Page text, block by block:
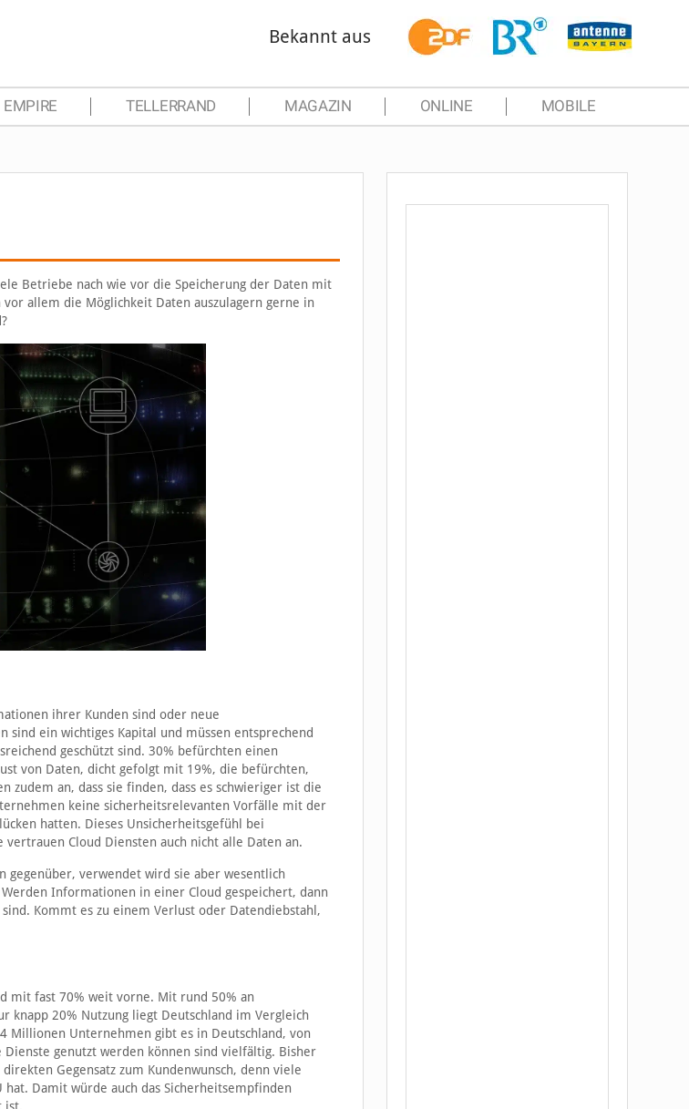
Bekannt aus
EMPIRE TELLERRAND MAGAZIN ONLINE MOBILE
Betriebe nach wie vor die Speicherung der Daten mit
allem die Möglichkeit Daten auszulagern gerne in
ihrer Kunden sind oder neue
ein wichtiges Kapital und müssen entsprechend
geschützt sind. 30% befürchten einen
von Daten, dicht gefolgt mit 19%, die befürchten,
zudem an, dass sie finden, dass es schwieriger ist die
keine sicherheitsrelevanten Vorfälle mit der
hatten. Dieses Unsicherheitsgefühl bei
Cloud Diensten auch nicht alle Daten an.
gegenüber, verwendet wird sie aber wesentlich
Informationen in einer Cloud gespeichert, dann
Kommt es zu einem Verlust oder Datendiebstahl,
mit fast 70% weit vorne. Mit rund 50% an
knapp 20% Nutzung liegt Deutschland im Vergleich
Millionen Unternehmen gibt es in Deutschland, von
genutzt werden können sind vielfältig. Bisher
Gegensatz zum Kundenwunsch, denn viele
Damit würde auch das Sicherheitsempfinden